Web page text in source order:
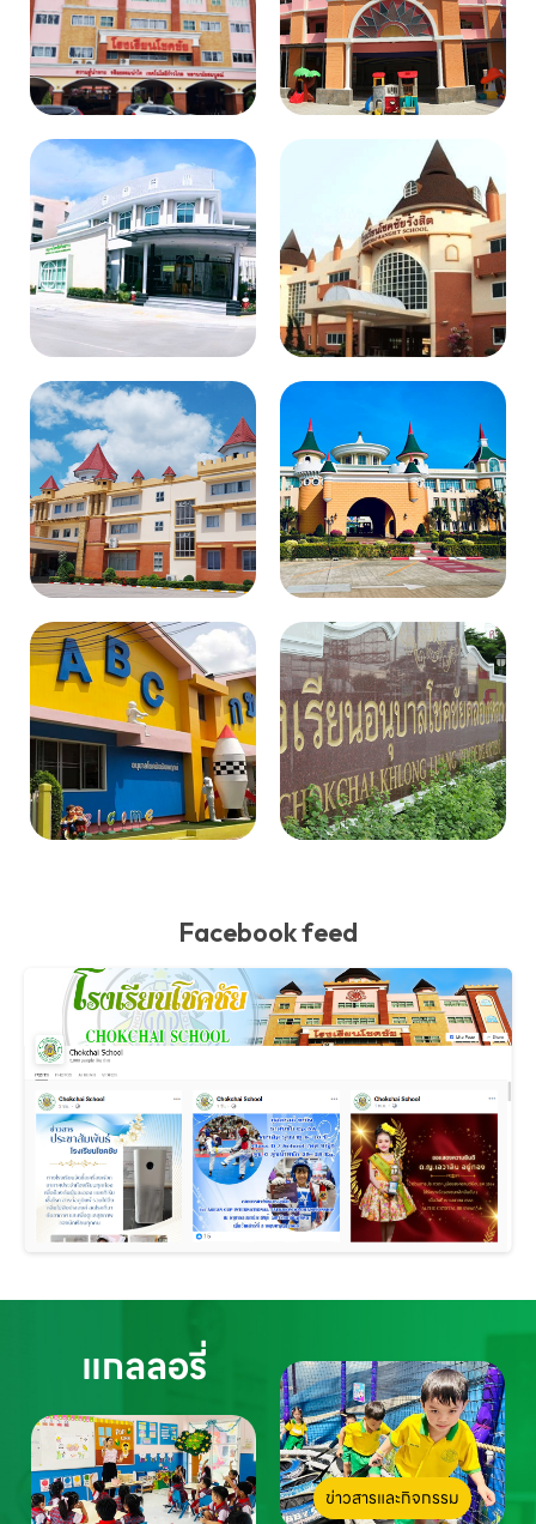
Facebook feed
แกลลอรี่
ข่าวสารและกิจกรรม